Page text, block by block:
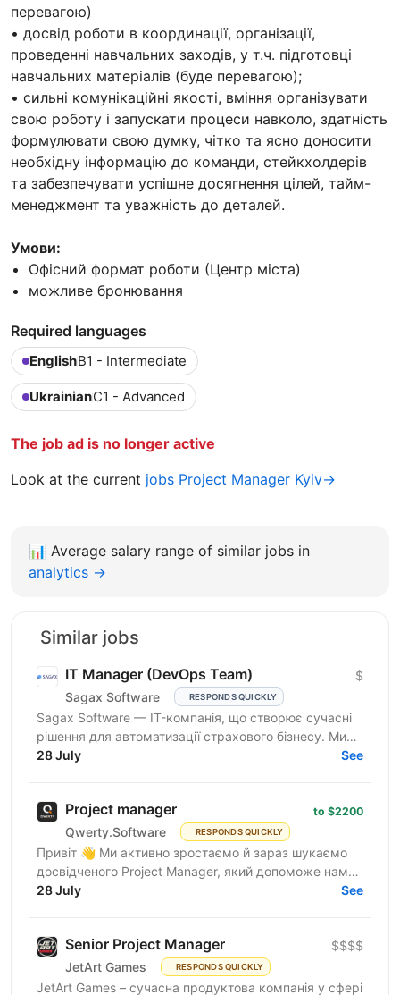
перевагою)
• досвід роботи в координації, організації,
проведенні навчальних заходів, у т.ч. підготовці
навчальних матеріалів (буде перевагою);
• сильні комунікаційні якості, вміння організувати
свою роботу і запускати процеси навколо, здатність
формулювати свою думку, чітко та ясно доносити
необхідну інформацію до команди, стейкхолдерів
та забезпечувати успішне досягнення цілей, тайм-
менеджмент та уважність до деталей.
Умови:
Офісний формат роботи (Центр міста)
можливе бронювання
Required languages
EnglishB1 - Intermediate
UkrainianC1 - Advanced
The job ad is no longer active
Look at the current jobs Project Manager Kyiv→
📊 Average salary range of similar jobs in
analytics →
Similar jobs
IT Manager (DevOps Team)
Sagax Software RESPONDS QUICKLY
$
Sagax Software — IT-компанія, що створює сучасні
рішення для автоматизації страхового бізнесу. Ми
розробляємо комплексну платформу для страхових
28 July See
Project manager
Qwerty.Software RESPONDS QUICKLY
to $2200
Привіт 👋 Ми активно зростаємо й зараз шукаємо
досвідченого Project Manager, який допоможе нам
масштабувати команди та процеси. Qwerty.Software
28 July See
Senior Project Manager
JetArt Games RESPONDS QUICKLY
$$$$
JetArt Games – сучасна продуктова компанія у сфері